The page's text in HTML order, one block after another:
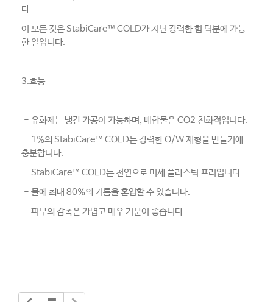
다.
이 모든 것은 StabiCare™ COLD가 지닌 강력한 힘 덕분에 가능
한 일입니다.
3.효능
- 유화제는 냉간 가공이 가능하며, 배합물은 CO2 친화적입니다.
- 1%의 StabiCare™ COLD는 강력한 O/W 재형을 만들기에
충분합니다.
- StabiCare™ COLD는 천연으로 미세 플라스틱 프리입니다.
- 물에 최대 80%의 기름을 혼입할 수 있습니다.
- 피부의 감촉은 가볍고 매우 기분이 좋습니다.​